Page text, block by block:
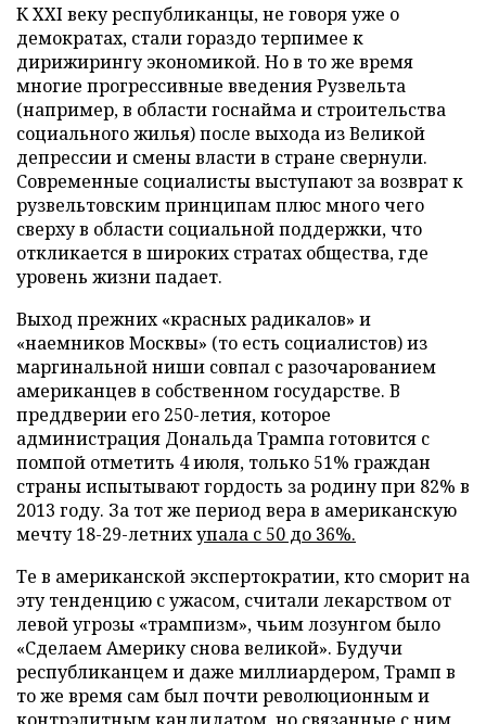
К XXI веку республиканцы, не говоря уже о
демократах, стали гораздо терпимее к
дирижирингу экономикой. Но в то же время
многие прогрессивные введения Рузвельта
(например, в области госнайма и строительства
социального жилья) после выхода из Великой
депрессии и смены власти в стране свернули.
Современные социалисты выступают за возврат к
рузвельтовским принципам плюс много чего
сверху в области социальной поддержки, что
откликается в широких стратах общества, где
уровень жизни падает.
Выход прежних «красных радикалов» и
«наемников Москвы» (то есть социалистов) из
маргинальной ниши совпал с разочарованием
американцев в собственном государстве. В
преддверии его 250-летия, которое
администрация Дональда Трампа готовится с
помпой отметить 4 июля, только 51% граждан
страны испытывают гордость за родину при 82% в
2013 году. За тот же период вера в американскую
мечту 18-29-летнихупала с 50 до 36%.
Те в американской экспертократии, кто сморит на
эту тенденцию с ужасом, считали лекарством от
левой угрозы «трампизм», чьим лозунгом было
«Сделаем Америку снова великой». Будучи
республиканцем и даже миллиардером, Трамп в
то же время сам был почти революционным и